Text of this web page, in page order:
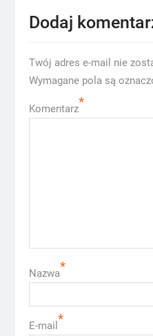
Dodaj
Twój adres e-mail nie
Wymagane pola są
Komentarz*
Nazwa*
E-mail *